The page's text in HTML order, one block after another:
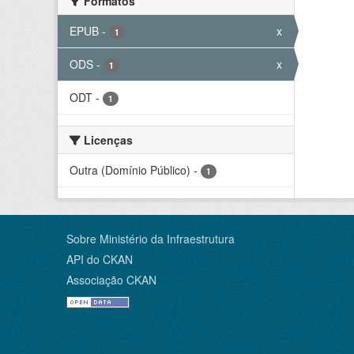
EPUB - 1 x
ODS - 1 x
ODT - 1
Licenças
Outra (Domínio Público) - 1
Sobre Ministério da Infraestrutura
API do CKAN
Associação CKAN